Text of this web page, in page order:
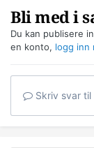
Bli med i
Du kan publisere
en konto, logg inn
Skriv svar til